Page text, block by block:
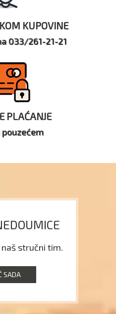
KUPOVINE
033/261-21-21
PLAĆANJE
pouzećem
stručni tim.
SADA